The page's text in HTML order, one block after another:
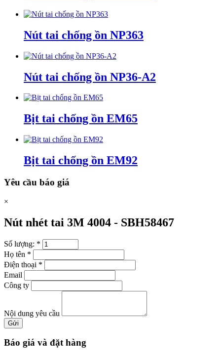
Nút tai chống ồn NP363
Nút tai chống ồn NP36-A2
Bịt tai chống ồn EM65
Bịt tai chống ồn EM92
Yêu cầu báo giá
×
Nút nhét tai 3M 4004 - SBH58467
Số lượng: *
Họ tên *
Điện thoại *
Email
Công ty
Nội dung yêu cầu
Gửi
Báo giá và đặt hàng